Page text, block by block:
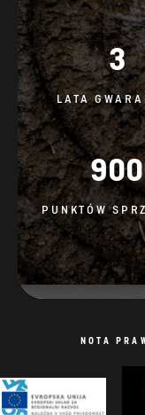
3
LATA
900
PUNKTÓW
NOTA